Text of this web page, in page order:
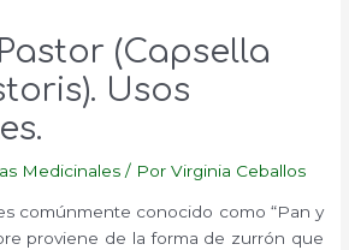
(Capsella
Usos
Medicinales / PorVirginia Ceballos
comúnmente conocido como “Pan y
proviene de la forma de zurrón que